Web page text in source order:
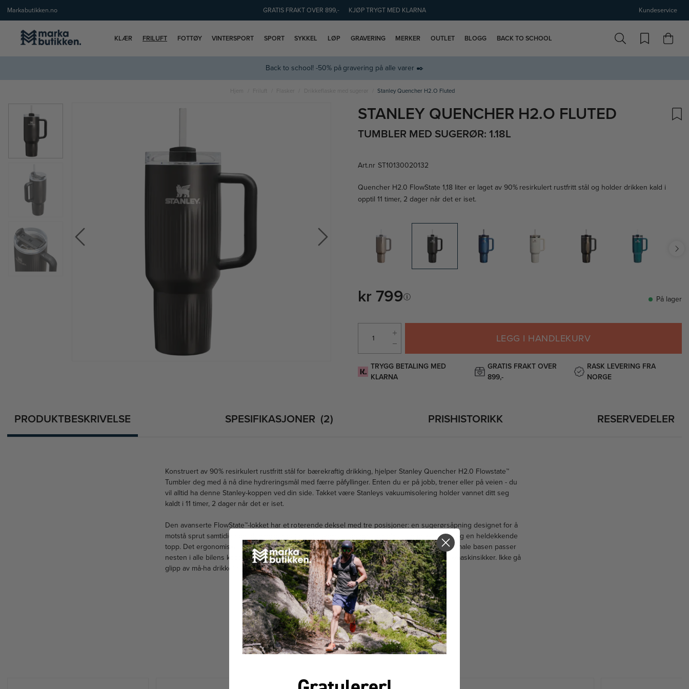
Markabutikken.no GRATIS FRAKT OVER 899,- KJØP TRYGT MED KLARNA Kundeservice
KLÆR FRILUFT FOTTØY VINTERSPORT SPORT SYKKEL LØP GRAVERING MERKER OUTLET BLOGG BACK TO SCHOOL
Back to school! -50% på gravering på alle varer ✒️
Hjem Friluft Flasker Drikkeflaske med sugerør Stanley Quencher H2.O Fluted
STANLEY QUENCHER H2.O FLUTED
TUMBLER MED SUGERØR: 1.18L
Art.nr ST10130020132
Quencher H2.0 FlowState 1,18 liter er laget av 90% resirkulert rustfritt stål og holder drikken kald i
opptil 11 timer, 2 dager når det er iset.
kr 799 På lager
LEGG I HANDLEKURV
TRYGG BETALING MED
KLARNA
GRATIS FRAKT OVER
899,-
RASK LEVERING FRA
NORGE
PRODUKTBESKRIVELSE SPESIFIKASJONER 2 PRISHISTORIKK RESERVEDELER
Konstruert av 90% resirkulert rustfritt stål for bærekraftig drikking, hjelper Stanley Quencher H2.0 Flowstate™
Tumbler deg med å nå dine hydreringsmål med færre påfyllinger. Enten du er på jobb, trener eller på veien - du
vil alltid ha denne Stanley-koppen ved din side. Takket være Stanleys vakuumisolering holder vannet ditt seg
kaldt i 11 timer, 2 dager når det er iset.
Den avanserte FlowState™-lokket har et roterende deksel med tre posisjoner: en sugerørsåpning designet for å
motstå sprut samtidig som den holder det gjenbrukbare sugerøret på plass, en drikkåpning og en heldekkende
topp. Det ergonomiske håndtaket inkluderer komfortgrepinnlegg for enkel bæring, og den smale basen passer
nesten i alle bilens koppholdere. Til slutt er hver del av denne rustfrie vannflasken oppvaskmaskinsikker. Ikke gå
glipp av må-ha drikkeflasken du aldri visste du trengte.
FÅR VI FORESLÅ
ANDRE KJØPTE DETTE